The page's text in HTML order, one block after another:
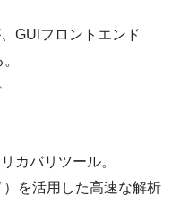
GUIフロントエンド
カバリツール。
を活用した高速な解析